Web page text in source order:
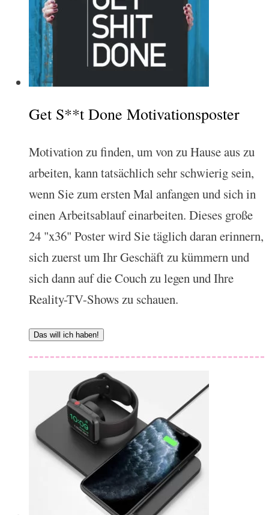
Get S**t Done Motivationsposter
Motivation zu finden, um von zu Hause aus zu
arbeiten, kann tatsächlich sehr schwierig sein,
wenn Sie zum ersten Mal anfangen und sich in
einen Arbeitsablauf einarbeiten. Dieses große
24 "x36" Poster wird Sie täglich daran erinnern,
sich zuerst um Ihr Geschäft zu kümmern und
sich dann auf die Couch zu legen und Ihre
Reality-TV-Shows zu schauen.
Das will ich haben!